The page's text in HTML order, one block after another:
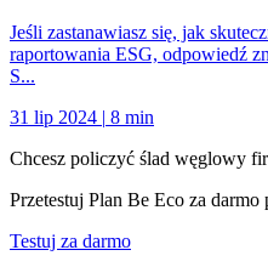
Jeśli zastanawiasz się, jak
raportowania ESG, odpowiedź
S...
31 lip 2024 | 8 min
Chcesz policzyć ślad węglowy
Przetestuj Plan Be Eco za darmo
Testuj za darmo